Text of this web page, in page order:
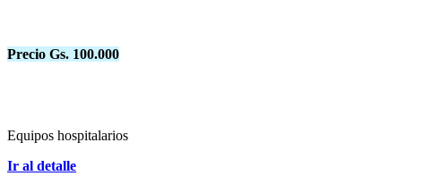
Precio Gs. 100.000
Equipos hospitalarios
Ir al detalle